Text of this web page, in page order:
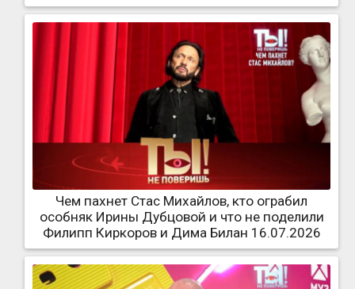
Чем пахнет Стас Михайлов, кто ограбил
особняк Ирины Дубцовой и что не поделили
Филипп Киркоров и Дима Билан 16.07.2026